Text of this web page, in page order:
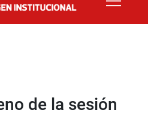
de la sesión